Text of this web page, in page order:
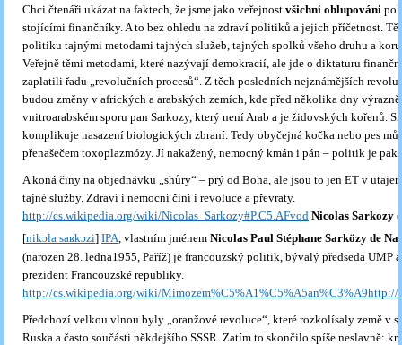
Chci čtenáři ukázat na faktech, že jsme jako veřejnost všichni ohlupováni
stojícími finančníky. A to bez ohledu na zdraví politiků a jejich příčetnost.
politiku tajnými metodami tajných služeb, tajných spolků všeho druhu a
Veřejně těmi metodami, které nazývají demokracií, ale jde o diktaturu
zaplatili řadu „revolučních procesů“. Z těch posledních nejznámějších
budou změny v afrických a arabských zemích, kde před několika dny
vnitroarabském sporu pan Sarkozy, který není Arab a je židovských kořenů.
komplikuje nasazení biologických zbraní. Tedy obyčejná kočka nebo pes
přenašečem toxoplazmózy. Jí nakažený, nemocný kmán i pán – politik je
A koná činy na objednávku „shůry“ – prý od Boha, ale jsou to jen ET v
tajné služby. Zdraví i nemocní činí i revoluce a převraty.
http://cs.wikipedia.org/wiki/Nicolas_Sarkozy#P.C5.AFvod Nicolas Sarkozy
[nikɔla saʁkɔzi] IPA, vlastním jménem Nicolas Paul Stéphane Sarközy de
(narozen 28. ledna1955 Paříž) je francouzský politik , bývalý předseda UMP
prezident Francouzské republiky.
http://cs.wikipedia.org/wiki/Mimozem%C5%A1%C5%A5an%C3%A9http://
Předchozí velkou vlnou byly „oranžové revoluce“, které rozkolísaly země v
Ruska a často součásti někdejšího SSSR. Zatím to skončilo spíše neslavně: